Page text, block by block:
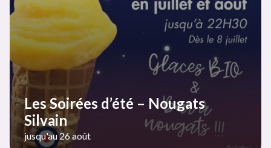
Les Soirées d’été – Nougats
Silvain
jusqu'au 26 août